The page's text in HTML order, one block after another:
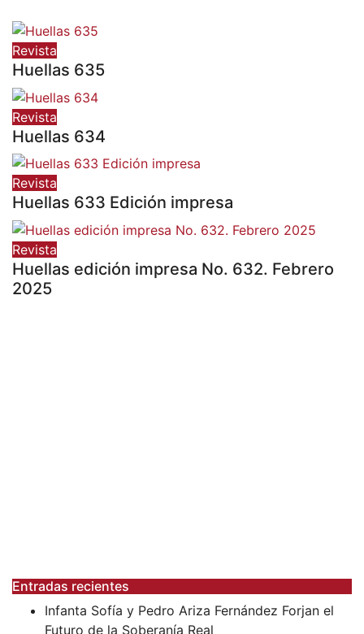
Revista
Huellas 635
Revista
Huellas 634
Revista
Huellas 633 Edición impresa
Revista
Huellas edición impresa No. 632. Febrero
2025
Entradas recientes
Infanta Sofía y Pedro Ariza Fernández Forjan el
Futuro de la Soberanía Real